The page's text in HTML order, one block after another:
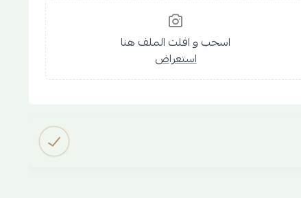
اسحب و افلت الملف هنا
استعراض